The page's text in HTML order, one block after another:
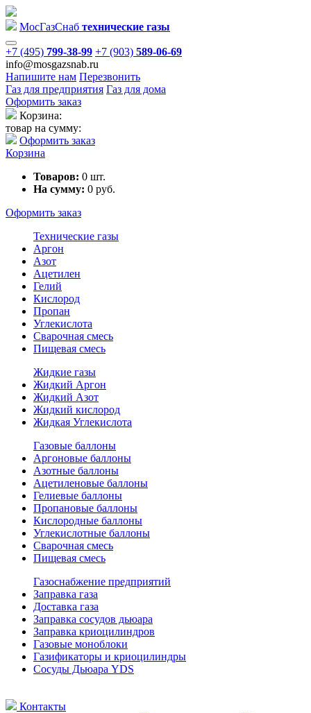
МосГазСнаб технические газы
+7 (495) 799-38-99 +7 (903) 589-06-69
info@mosgazsnab.ru
Напишите нам Перезвонить
Газ для предприятия Газ для дома
Оформить заказ
Корзина:
товар на сумму:
Оформить заказ
Корзина
Товаров: 0 шт.
На сумму: 0 руб.
Оформить заказ
Технические газы
Аргон
Азот
Ацетилен
Гелий
Кислород
Пропан
Углекислота
Сварочная смесь
Пищевая смесь
Жидкие газы
Жидкий Аргон
Жидкий Азот
Жидкий кислород
Жидкая Углекислота
Газовые баллоны
Аргоновые баллоны
Азотные баллоны
Ацетиленовые баллоны
Гелиевые баллоны
Пропановые баллоны
Кислородные баллоны
Углекислотные баллоны
Сварочная смесь
Пищевая смесь
Газоснабжение предприятий
Заправка газа
Доставка газа
Заправка сосудов дьюара
Заправка криоцилиндров
Газовые моноблоки
Газификаторы и криоцилиндры
Сосуды Дьюара YDS
Контакты